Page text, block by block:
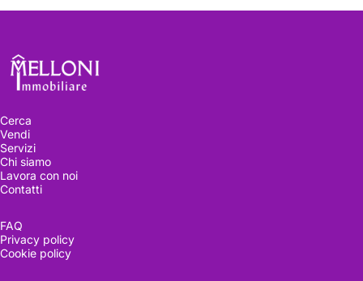
Melloni immobiliare
Cerca
Vendi
Servizi
Chi siamo
Lavora con noi
Contatti
FAQ
Privacy policy
Cookie policy